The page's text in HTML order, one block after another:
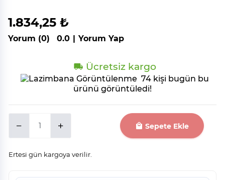
1.834,25 ₺
Yorum (0) 0.0 | Yorum Yap
Ücretsiz kargo
74 kişi bugün bu
ürünü görüntüledi!
Sepete Ekle
Ertesi gün kargoya verilir.